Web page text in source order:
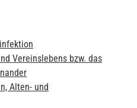
Vereinslebens bzw. das
Alten- und